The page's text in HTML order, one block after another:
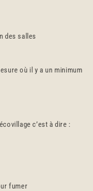
des salles
où il y a un minimum
c’est à dire :
fumer